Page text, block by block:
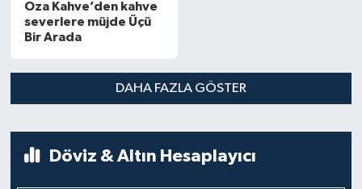
Oza Kahve’den kahve
severlere müjde Üçü
Bir Arada
DAHA FAZLA GÖSTER
Döviz & Altın Hesaplayıcı